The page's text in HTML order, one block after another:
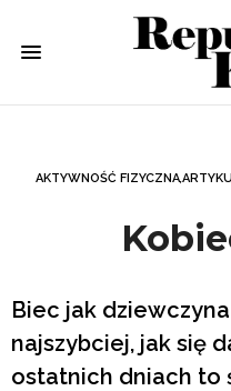
AKTYWNOŚĆ FIZYCZNA,
Biec jak
najszybciej, jak się
ostatnich dniach to